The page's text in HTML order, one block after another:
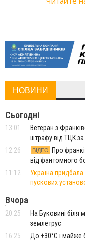
НОВИНИ
Сьогодні
13:01
Ветеран з
штрафу від ТЦК за
12:26
ВІДЕО
Про
від фантомного
11:12
Україна придбала
пускових
Вчора
20:25
На Буковині біля
землетрус
16:25
До +30°C і майже